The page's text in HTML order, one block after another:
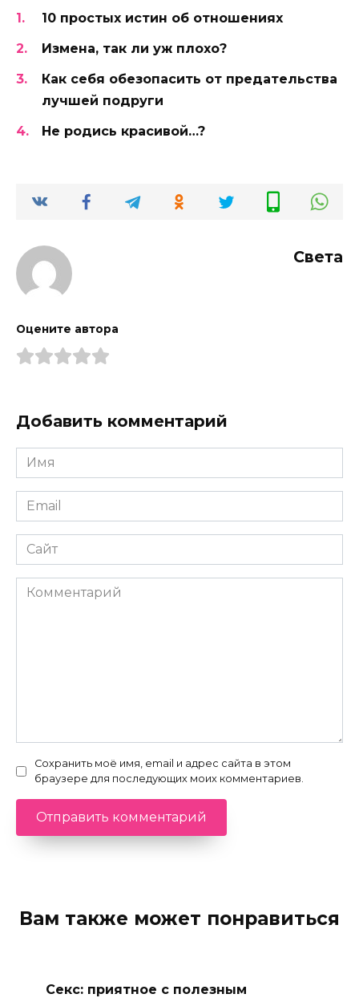
10 простых истин об отношениях
Измена, так ли уж плохо?
Как себя обезопасить от предательства
лучшей подруги
Не родись красивой…?
Света
Оцените автора
Добавить комментарий
Имя
*
Email
*
Сайт
Комментарий
Сохранить моё имя, email и адрес сайта в этом
браузере для последующих моих комментариев.
Вам также может понравиться
Секс: приятное с полезным